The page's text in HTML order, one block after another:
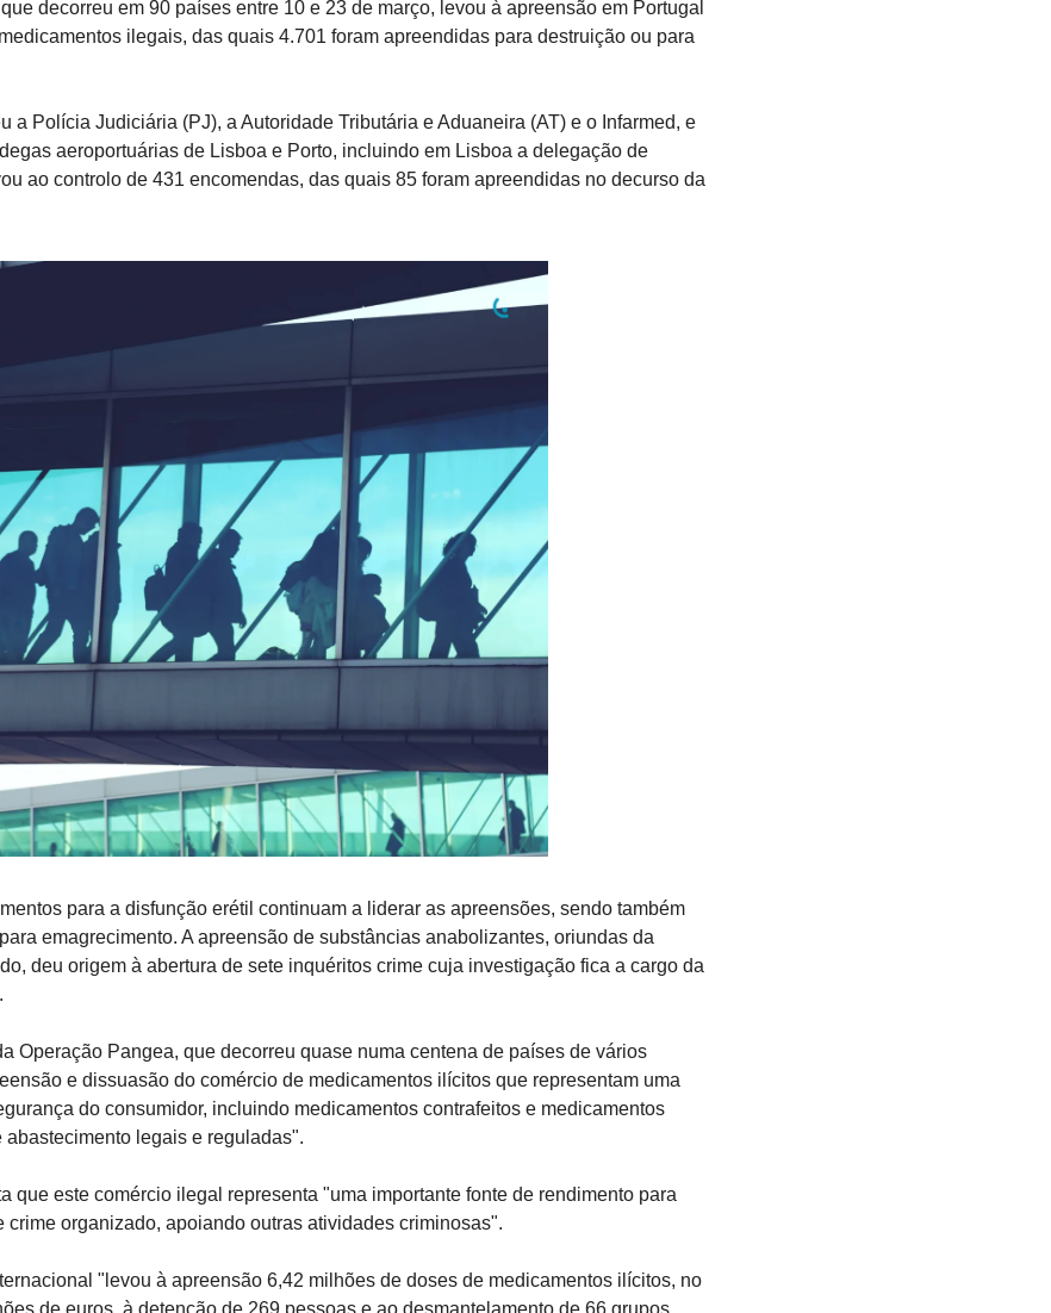
decorreu em 90 países entre 10 e 23 de março, levou à apreensão em Portugal
ilegais, das quais 4.701 foram apreendidas para destruição ou para
a Polícia Judiciária (PJ), a Autoridade Tributária e Aduaneira (AT) e o Infarmed, e
aeroportuárias de Lisboa e Porto, incluindo em Lisboa a delegação de
ao controlo de 431 encomendas, das quais 85 foram apreendidas no decurso da
para a disfunção erétil continuam a liderar as apreensões, sendo também
emagrecimento. A apreensão de substâncias anabolizantes, oriundas da
deu origem à abertura de sete inquéritos crime cuja investigação fica a cargo da
Operação Pangea, que decorreu quase numa centena de países de vários
e dissuasão do comércio de medicamentos ilícitos que representam uma
do consumidor, incluindo medicamentos contrafeitos e medicamentos
legais e reguladas".
que este comércio ilegal representa "uma importante fonte de rendimento para
crime organizado, apoiando outras atividades criminosas".
"levou à apreensão 6,42 milhões de doses de medicamentos ilícitos, no
de euros, à detenção de 269 pessoas e ao desmantelamento de 66 grupos